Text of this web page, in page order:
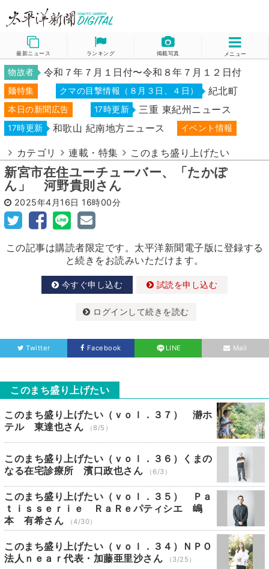
最新ニュース ランキング 掲載写真 メニュー
物故者 令和７年７月１日付〜令和８年７月１２日付
麺特集 クマの目撃情報（８月３日、４日） 紀北町
本日の新聞広告 17時更新 三重 東紀州ニュース
17時更新 和歌山 紀南地方ニュース イベント情報
カテゴリ 連載・特集 このまち盛り上げたい
新宮市在住ユーチューバー、「たかぽ
ん」 河野貴則さん
2025年4月16日 16時00分
この記事は購読者限定です。太平洋新聞電子版に登録する
と続きをお読みいただけます。
今すぐ申し込む 試読を申し込む
ログインして続きを読む
Twitter Facebook LINE Mail
このまち盛り上げたい
このまち盛り上げたい（ｖｏｌ．３７） 瀞ホ
テル 東達也さん
（8/5）
このまち盛り上げたい（ｖｏｌ．３６）くまの
なる在宅診療所 濱口政也さん
（6/3）
このまち盛り上げたい（ｖｏｌ．３５） Ｐａ
ｔｉｓｓｅｒｉｅ ＲａＲｅパティシエ 嶋
本 有希さん
（4/30）
このまち盛り上げたい（ｖｏｌ．３４）ＮＰＯ
法人ｎｅａｒ代表・加藤亜里沙さん
（3/25）